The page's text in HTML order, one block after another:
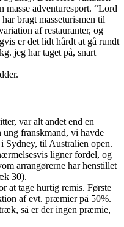
masse adventuresport. “Lord
bragt masseturismen til
af restauranter, og
er det lidt hårdt at gå rundt
jeg har taget på, snart
var alt andet end en
ung franskmand, vi havde
Sydney, til Australien open.
ligner fordel, og
arrangørerne har henstillet
30).
at tage hurtig remis. Første
af evt. præmier på 50%.
så er der ingen præmie,